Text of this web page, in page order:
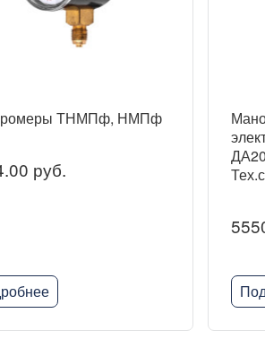
ТНМПф, НМПф
руб.